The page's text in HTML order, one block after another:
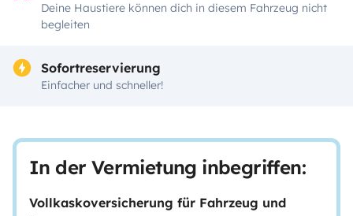
Deine Haustiere können dich in diesem Fahrzeug nicht
begleiten
Sofortreservierung
Einfacher und schneller!
In der Vermietung inbegriffen:
Vollkaskoversicherung für Fahrzeug und